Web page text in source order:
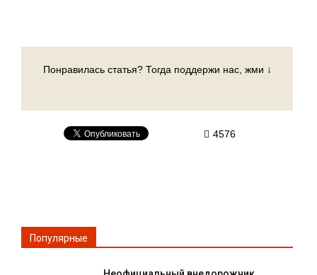
Понравилась статья? Тогда поддержи нас, жми ↓
4576
Популярные